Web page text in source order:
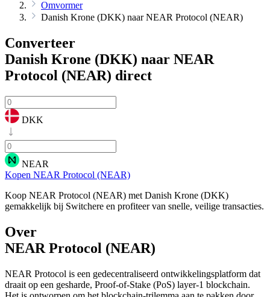
Omvormer
Danish Krone (DKK) naar NEAR Protocol (NEAR)
Converteer
Danish Krone (DKK) naar NEAR
Protocol (NEAR) direct
DKK
NEAR
Kopen NEAR Protocol (NEAR)
Koop NEAR Protocol (NEAR) met Danish Krone (DKK)
gemakkelijk bij Switchere en profiteer van snelle, veilige transacties.
Over
NEAR Protocol (NEAR)
NEAR Protocol is een gedecentraliseerd ontwikkelingsplatform dat
draait op een gesharde, Proof-of-Stake (PoS) layer-1 blockchain.